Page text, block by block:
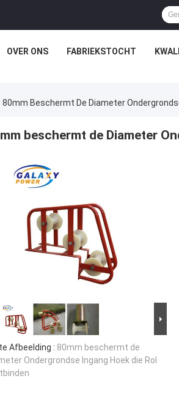
OVER ONS FABRIEKSTOCHT
80mm Beschermt De Diameter
beschermt de Diameter
Afbeelding : 80mm beschermt de
Ondergrondse Ingang Hoek die Rol